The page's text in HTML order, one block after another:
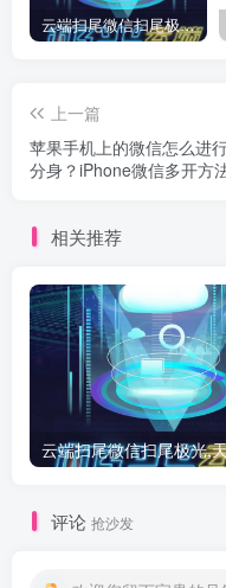
云端扫尾微信扫尾极光,天使,格力,新百伦双号正版点数点卡授权充值
上一篇
苹果手机上的微信怎么进
分身？iPhone微信多开方
相关推荐
评论 抢沙发